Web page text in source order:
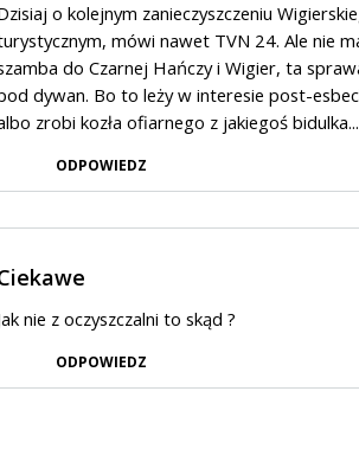
o kolejnym zanieczyszczeniu
mówi nawet TVN 24. Ale nie
do Czarnej Hańczy i Wigier, ta
dywan. Bo to leży w interesie post-
zrobi kozła ofiarnego z jakiegoś
ODPOWIEDZ
nie z oczyszczalni to skąd ?
ODPOWIEDZ